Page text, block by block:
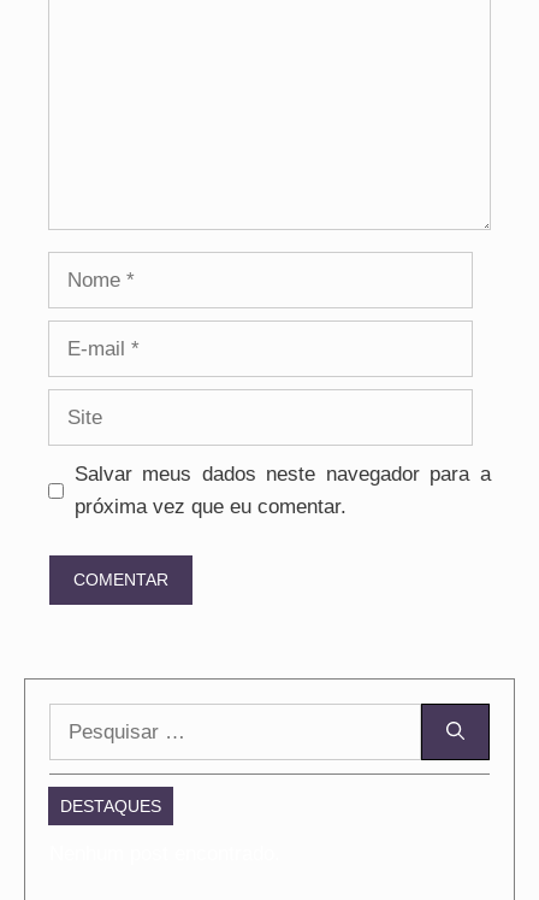
Nome
Site
Salvar meus dados neste navegador para a
próxima vez que eu comentar.
Pesquisar
DESTAQUES